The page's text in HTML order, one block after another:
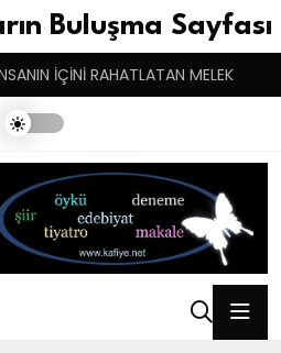
Buluşma Sayfası
İÇİNİ RAHATLATAN MELEK